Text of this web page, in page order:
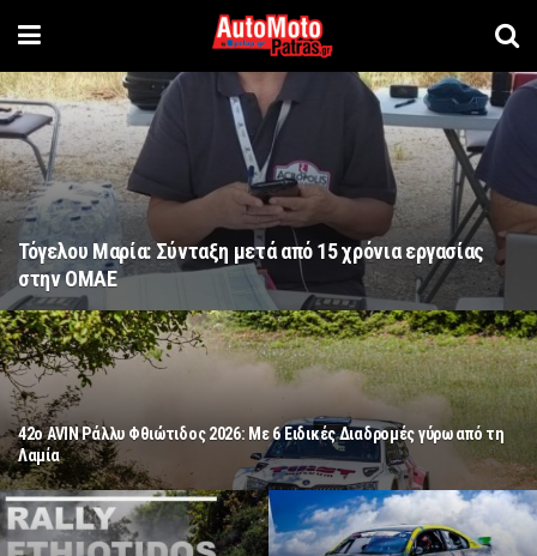
ΑΜΟΤΟΕ: Ισχυρή ελληνική παρουσία στις Επιτροπές
FIM Europe για την περίοδο 2026–2030
2η Ανάβαση Αγρινίου 2026: Στις 3-4 Οκτωβρίου 2026 από την ΦΙΛΜΑ
Αγρινίου